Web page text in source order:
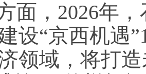
面，2026年
设“京西机遇
领域，将打